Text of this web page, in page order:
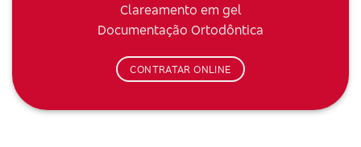
Clareamento em gel
Documentação Ortodôntica
CONTRATAR ONLINE